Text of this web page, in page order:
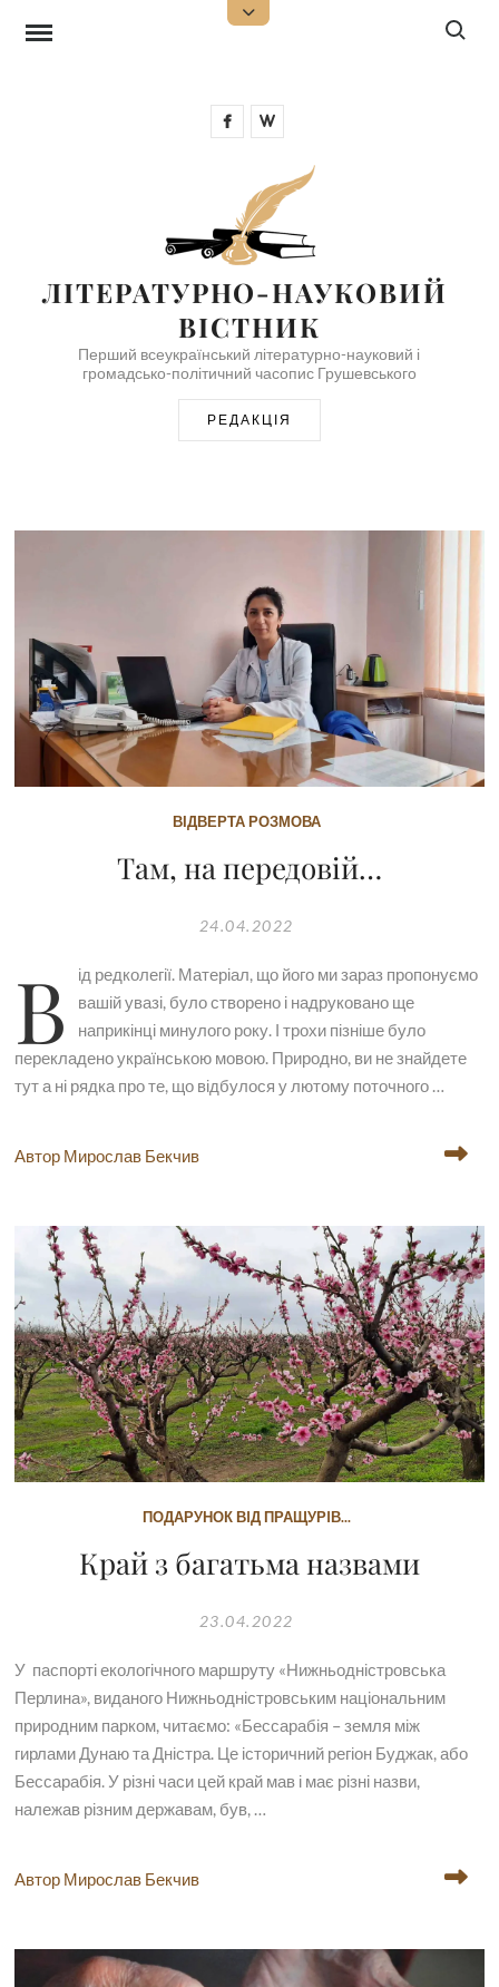
Open
Search
FacebookWikipedia
ЛІТЕРАТУРНО-НАУКОВИЙ
ВІСТНИК
Перший всеукраїнський літературно-науковий і
громадсько-політичний часопис Грушевського
РЕДАКЦІЯ
ВІДВЕРТА РОЗМОВА
Там, на передовій…
24.04.2022
В
ід редколегії. Матеріал, що його ми зараз пропонуємо
вашій увазі, було створено і надруковано ще
наприкінці минулого року. І трохи пізніше було
перекладено українською мовою. Природно, ви не знайдете
тут а ні рядка про те, що відбулося у лютому поточного …
Автор Мирослав Бекчив
ПОДАРУНОК ВIД ПРАЩУРIВ...
Край з багатьма назвами
23.04.2022
У паспорті екологічного маршруту «Нижньодністровська
Перлина», виданого Нижньодністровським національним
природним парком, читаємо: «Бессарабія – земля між
гирлами Дунаю та Дністра. Це історичний регіон Буджак, або
Бессарабія. У різні часи цей край мав і має різні назви,
належав різним державам, був, …
Автор Мирослав Бекчив